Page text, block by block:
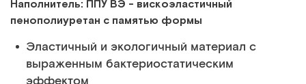
Наполнитель: ППУ ВЭ - вискоэластичный
пенополиуретан с памятью формы
Эластичный и экологичный материал с
выраженным бактериостатическим